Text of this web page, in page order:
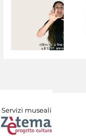
Servizi museali